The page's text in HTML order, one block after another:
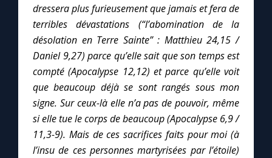
Faire un don
Marie de Nazareth
dressera plus furieusement que jamais et fera de
terribles dévastations (“l’abomination de la
désolation en Terre Sainte” : Matthieu 24,15 /
Daniel 9,27) parce qu’elle sait que son temps est
compté (Apocalypse 12,12) et parce qu’elle voit
que beaucoup déjà se sont rangés sous mon
signe. Sur ceux-là elle n’a pas de pouvoir, même
si elle tue le corps de beaucoup (Apocalypse 6,9 /
11,3-9). Mais de ces sacrifices faits pour moi (à
l’insu de ces personnes martyrisées par l’étoile)